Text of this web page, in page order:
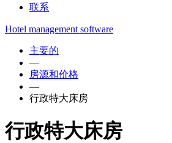
联系
Hotel management software
主要的
—
房源和价格
—
行政特大床房
行政特大床房